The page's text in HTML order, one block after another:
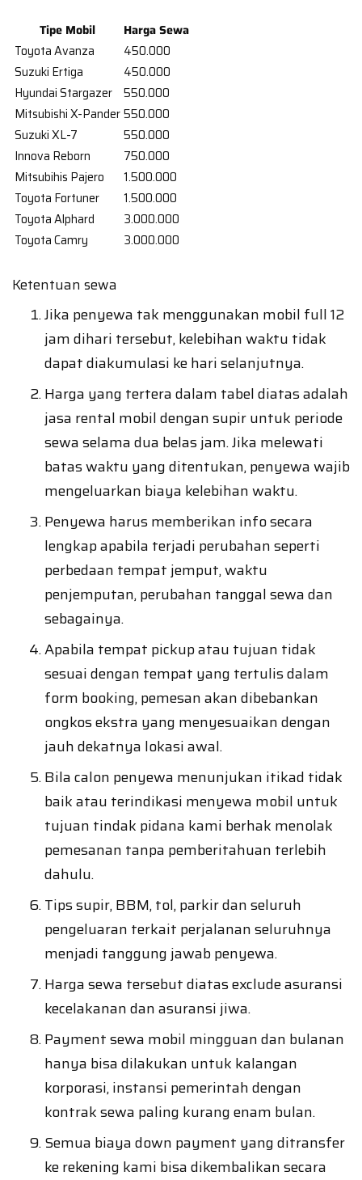
Tipe Mobil
Harga Sewa
Toyota Avanza
450.000
Suzuki Ertiga
450.000
Hyundai Stargazer
550.000
Mitsubishi X-Pander550.000
Suzuki XL-7
550.000
Innova Reborn
750.000
Mitsubihis Pajero
1.500.000
Toyota Fortuner
1.500.000
Toyota Alphard
3.000.000
Toyota Camry
3.000.000
Ketentuan sewa
Jika penyewa tak menggunakan mobil full 12
jam dihari tersebut, kelebihan waktu tidak
dapat diakumulasi ke hari selanjutnya.
Harga yang tertera dalam tabel diatas adalah
jasa rental mobil dengan supir untuk periode
sewa selama dua belas jam. Jika melewati
batas waktu yang ditentukan, penyewa wajib
mengeluarkan biaya kelebihan waktu.
Penyewa harus memberikan info secara
lengkap apabila terjadi perubahan seperti
perbedaan tempat jemput, waktu
penjemputan, perubahan tanggal sewa dan
sebagainya.
Apabila tempat pickup atau tujuan tidak
sesuai dengan tempat yang tertulis dalam
form booking, pemesan akan dibebankan
ongkos ekstra yang menyesuaikan dengan
jauh dekatnya lokasi awal.
Bila calon penyewa menunjukan itikad tidak
baik atau terindikasi menyewa mobil untuk
tujuan tindak pidana kami berhak menolak
pemesanan tanpa pemberitahuan terlebih
dahulu.
Tips supir, BBM, tol, parkir dan seluruh
pengeluaran terkait perjalanan seluruhnya
menjadi tanggung jawab penyewa.
Harga sewa tersebut diatas exclude asuransi
kecelakanan dan asuransi jiwa.
Payment sewa mobil mingguan dan bulanan
hanya bisa dilakukan untuk kalangan
korporasi, instansi pemerintah dengan
kontrak sewa paling kurang enam bulan.
Semua biaya down payment yang ditransfer
ke rekening kami bisa dikembalikan secara